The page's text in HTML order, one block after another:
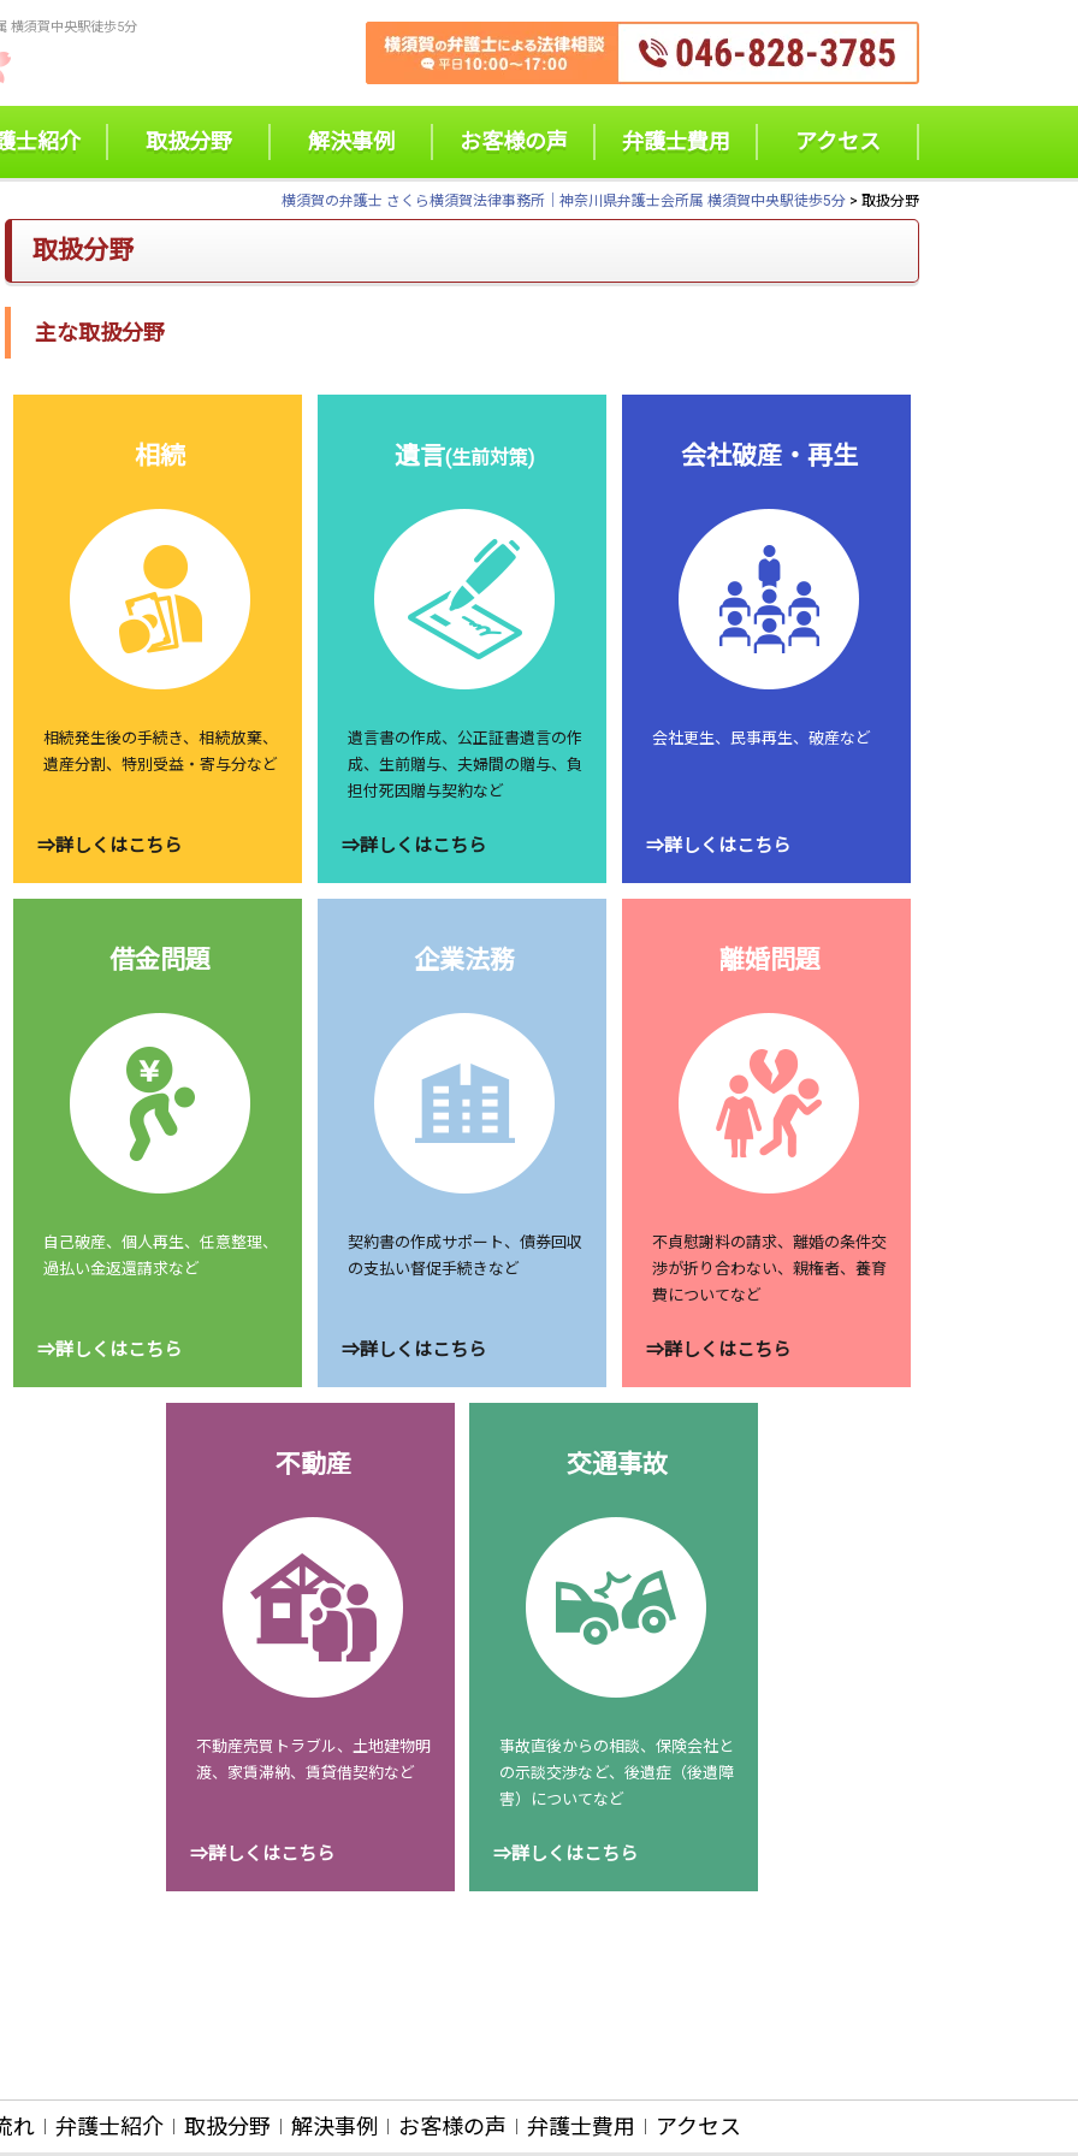
横須賀中央駅徒歩5分
士紹介 取扱分野 解決事例 お客様の声 弁護士費用 アクセス
横須賀の弁護士 さくら横須賀法律事務所｜神奈川県弁護士会所属 横須賀中央駅徒歩5分 > 取扱分野
取扱分野
主な取扱分野
相続
相続発生後の手続き、相続放棄、
遺産分割、特別受益・寄与分など
⇒詳しくはこちら
遺言(生前対策)
遺言書の作成、公正証書遺言の作
成、生前贈与、夫婦間の贈与、負
担付死因贈与契約など
⇒詳しくはこちら
会社破産・再生
会社更生、民事再生、破産など
⇒詳しくはこちら
借金問題
自己破産、個人再生、任意整理、
過払い金返還請求など
⇒詳しくはこちら
企業法務
契約書の作成サポート、債券回収
の支払い督促手続きなど
⇒詳しくはこちら
離婚問題
不貞慰謝料の請求、離婚の条件交
渉が折り合わない、親権者、養育
費についてなど
⇒詳しくはこちら
不動産
不動産売買トラブル、土地建物明
渡、家賃滞納、賃貸借契約など
⇒詳しくはこちら
交通事故
事故直後からの相談、保険会社と
の示談交渉など、後遺症（後遺障
害）についてなど
⇒詳しくはこちら
れ 弁護士紹介 取扱分野 解決事例 お客様の声 弁護士費用 アクセス